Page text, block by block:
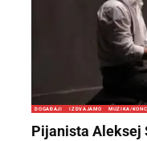
DOGAĐAJI IZDVAJAMO MUZIKA/
Pijanista Aleksej